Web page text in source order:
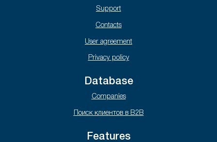
Support
Contacts
User agreement
Privacy policy
Database
Companies
Поиск клиентов в B2B
Features